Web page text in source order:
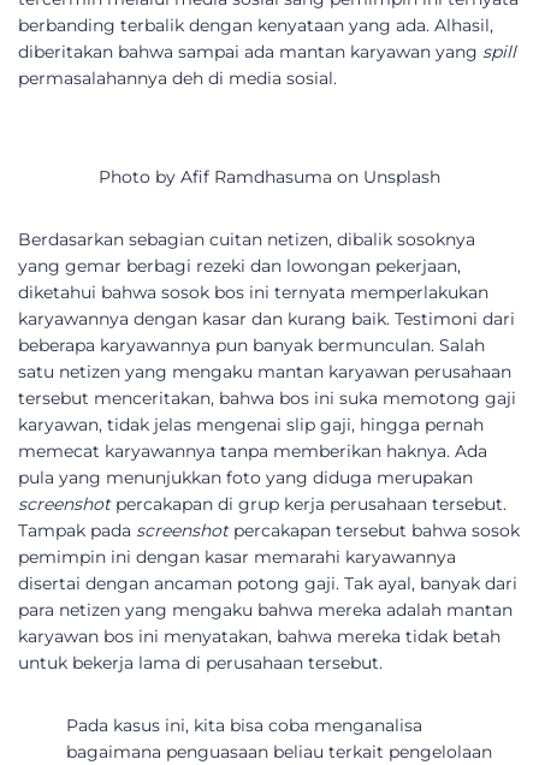
berbanding terbalik dengan kenyataan yang ada. Alhasil,
diberitakan bahwa sampai ada mantan karyawan yang spill
permasalahannya deh di media sosial.
Photo by Afif Ramdhasuma on Unsplash
Berdasarkan sebagian cuitan netizen, dibalik sosoknya
yang gemar berbagi rezeki dan lowongan pekerjaan,
diketahui bahwa sosok bos ini ternyata memperlakukan
karyawannya dengan kasar dan kurang baik. Testimoni dari
beberapa karyawannya pun banyak bermunculan. Salah
satu netizen yang mengaku mantan karyawan perusahaan
tersebut menceritakan, bahwa bos ini suka memotong gaji
karyawan, tidak jelas mengenai slip gaji, hingga pernah
memecat karyawannya tanpa memberikan haknya. Ada
pula yang menunjukkan foto yang diduga merupakan
screenshot percakapan di grup kerja perusahaan tersebut.
Tampak pada screenshot percakapan tersebut bahwa sosok
pemimpin ini dengan kasar memarahi karyawannya
disertai dengan ancaman potong gaji. Tak ayal, banyak dari
para netizen yang mengaku bahwa mereka adalah mantan
karyawan bos ini menyatakan, bahwa mereka tidak betah
untuk bekerja lama di perusahaan tersebut.
Pada kasus ini, kita bisa coba menganalisa
bagaimana penguasaan beliau terkait pengelolaan